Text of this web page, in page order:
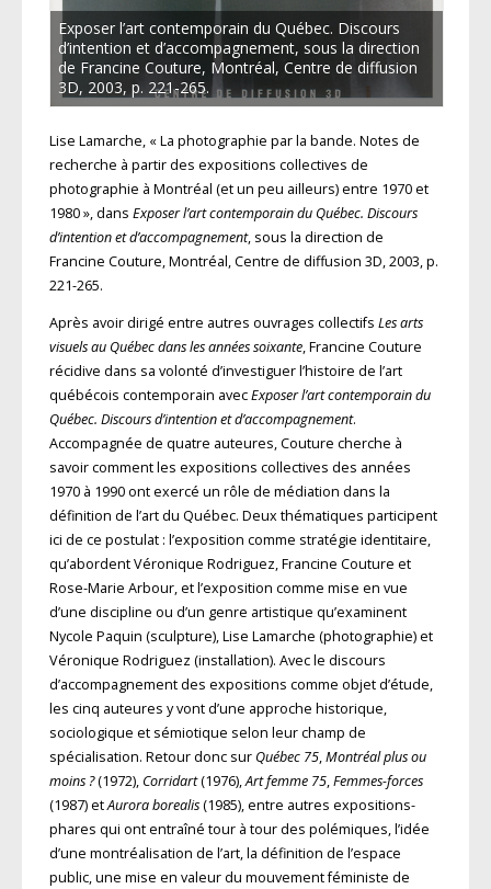
Exposer l’art contemporain du Québec. Discours
d’intention et d’accompagnement, sous la direction
de Francine Couture, Montréal, Centre de diffusion
3D, 2003, p. 221-265.
Lise Lamarche, « La photographie par la bande. Notes de
recherche à partir des expositions collectives de
photographie à Montréal (et un peu ailleurs) entre 1970 et
1980 », dans Exposer l’art contemporain du Québec. Discours
d’intention et d’accompagnement, sous la direction de
Francine Couture, Montréal, Centre de diffusion 3D, 2003, p.
221-265.
Après avoir dirigé entre autres ouvrages collectifs Les arts
visuels au Québec dans les années soixante, Francine Couture
récidive dans sa volonté d’investiguer l’histoire de l’art
québécois contemporain avecExposer l’art contemporain du
Québec. Discours d’intention et d’accompagnement.
Accompagnée de quatre auteures, Couture cherche à
savoir comment les expositions collectives des années
1970 à 1990 ont exercé un rôle de médiation dans la
définition de l’art du Québec. Deux thématiques participent
ici de ce postulat : l’exposition comme stratégie identitaire,
qu’abordent Véronique Rodriguez, Francine Couture et
Rose-Marie Arbour, et l’exposition comme mise en vue
d’une discipline ou d’un genre artistique qu’examinent
Nycole Paquin (sculpture), Lise Lamarche (photographie) et
Véronique Rodriguez (installation). Avec le discours
d’accompagnement des expositions comme objet d’étude,
les cinq auteures y vont d’une approche historique,
sociologique et sémiotique selon leur champ de
spécialisation. Retour donc sur Québec 75,Montréal plus ou
moins ?(1972), Corridart(1976),Art femme 75,Femmes-forces
(1987) etAurora borealis(1985), entre autres expositions-
phares qui ont entraîné tour à tour des polémiques, l’idée
d’une montréalisation de l’art, la définition de l’espace
public, une mise en valeur du mouvement féministe de